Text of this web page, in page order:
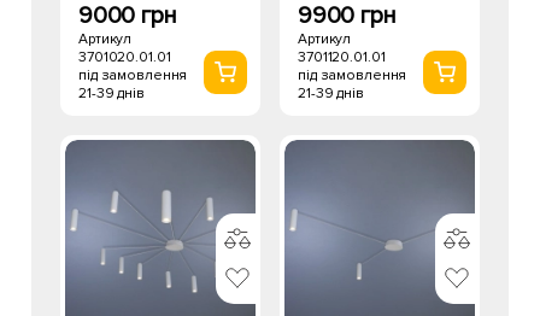
9000 грн
Артикул
3701020.01.01
під замовлення
21-39 днів
9900 грн
Артикул
3701120.01.01
під замовлення
21-39 днів